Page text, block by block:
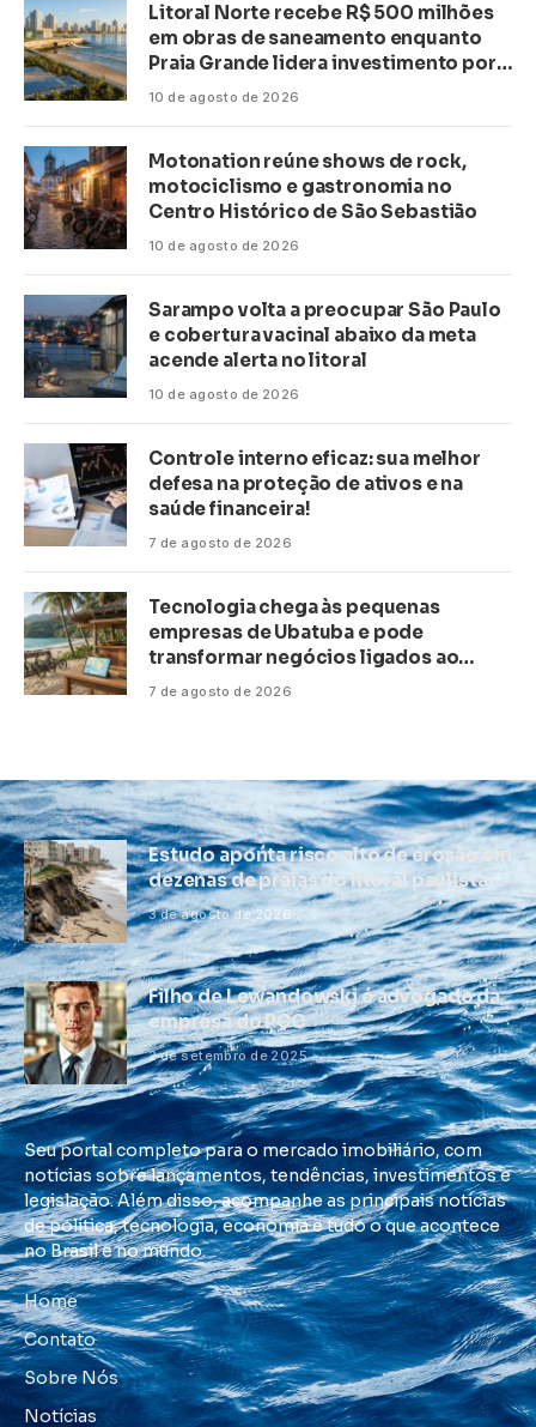
Litoral Norte recebe R$ 500 milhões
em obras de saneamento enquanto
Praia Grande lidera investimento por
habitante no país
10 de agosto de 2026
Motonation reúne shows de rock,
motociclismo e gastronomia no
Centro Histórico de São Sebastião
10 de agosto de 2026
Sarampo volta a preocupar São Paulo
e cobertura vacinal abaixo da meta
acende alerta no litoral
10 de agosto de 2026
Controle interno eficaz: sua melhor
defesa na proteção de ativos e na
saúde financeira!
7 de agosto de 2026
Tecnologia chega às pequenas
empresas de Ubatuba e pode
transformar negócios ligados ao
turismo no litoral
7 de agosto de 2026
Estudo aponta risco alto de erosão em
dezenas de praias do litoral paulista
3 de agosto de 2026
Filho de Lewandowski é advogado da
empresa do PCC
2 de setembro de 2025
Seu portal completo para o mercado imobiliário, com
notícias sobre lançamentos, tendências, investimentos e
legislação. Além disso, acompanhe as principais notícias
de política, tecnologia, economia e tudo o que acontece
no Brasil e no mundo.
Home
Contato
Sobre Nós
Notícias